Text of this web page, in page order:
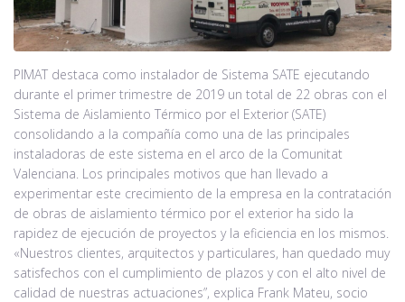
PIMAT destaca como instalador de Sistema SATE ejecutando
durante el primer trimestre de 2019 un total de 22 obras con el
Sistema de Aislamiento Térmico por el Exterior (SATE)
consolidando a la compañía como una de las principales
instaladoras de este sistema en el arco de la Comunitat
Valenciana. Los principales motivos que han llevado a
experimentar este crecimiento de la empresa en la contratación
de obras de aislamiento térmico por el exterior ha sido la
rapidez de ejecución de proyectos y la eficiencia en los mismos.
«Nuestros clientes, arquitectos y particulares, han quedado muy
satisfechos con el cumplimiento de plazos y con el alto nivel de
calidad de nuestras actuaciones”, explica Frank Mateu, socio